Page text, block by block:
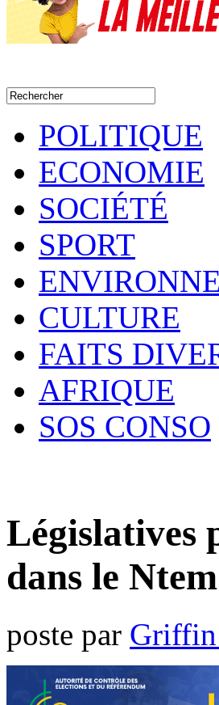
POLITIQUE
ECONOMIE
SOCIÉTÉ
SPORT
CULTURE
FAITS
AFRIQUE
SOS CONSO
Législatives
dans le Ntem
poste par Griffin